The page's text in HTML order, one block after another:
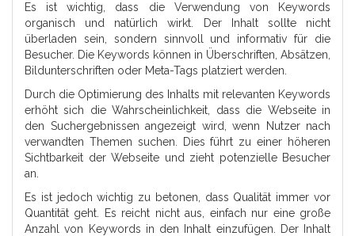
Es ist wichtig, dass die Verwendung von Keywords
organisch und natürlich wirkt. Der Inhalt sollte nicht
überladen sein, sondern sinnvoll und informativ für die
Besucher. Die Keywords können in Überschriften, Absätzen,
Bildunterschriften oder Meta-Tags platziert werden.
Durch die Optimierung des Inhalts mit relevanten Keywords
erhöht sich die Wahrscheinlichkeit, dass die Webseite in
den Suchergebnissen angezeigt wird, wenn Nutzer nach
verwandten Themen suchen. Dies führt zu einer höheren
Sichtbarkeit der Webseite und zieht potenzielle Besucher
an.
Es ist jedoch wichtig zu betonen, dass Qualität immer vor
Quantität geht. Es reicht nicht aus, einfach nur eine große
Anzahl von Keywords in den Inhalt einzufügen. Der Inhalt